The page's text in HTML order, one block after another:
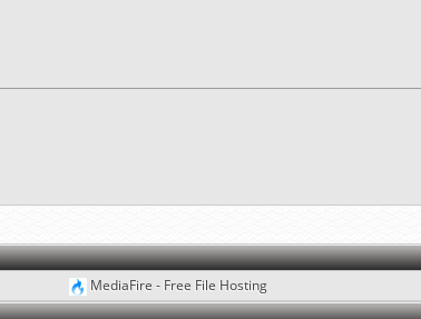
MediaFire - Free File Hosting